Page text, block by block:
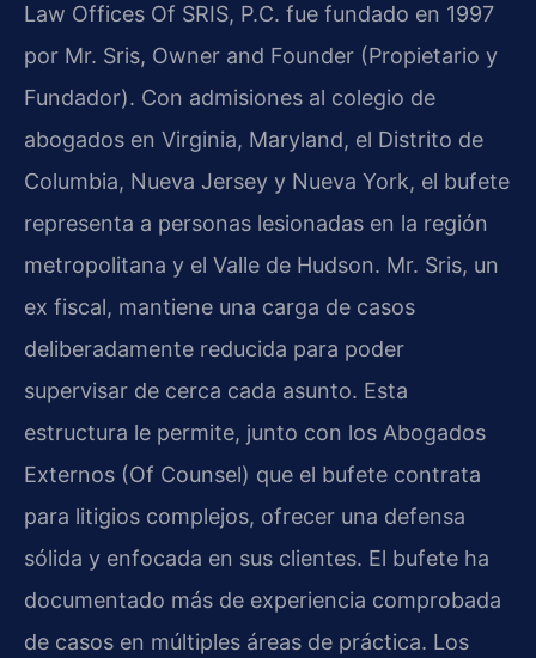
Law Offices Of SRIS, P.C. fue fundado en 1997
por Mr. Sris, Owner and Founder (Propietario y
Fundador). Con admisiones al colegio de
abogados en Virginia, Maryland, el Distrito de
Columbia, Nueva Jersey y Nueva York, el bufete
representa a personas lesionadas en la región
metropolitana y el Valle de Hudson. Mr. Sris, un
ex fiscal, mantiene una carga de casos
deliberadamente reducida para poder
supervisar de cerca cada asunto. Esta
estructura le permite, junto con los Abogados
Externos (Of Counsel) que el bufete contrata
para litigios complejos, ofrecer una defensa
sólida y enfocada en sus clientes. El bufete ha
documentado más de experiencia comprobada
de casos en múltiples áreas de práctica. Los